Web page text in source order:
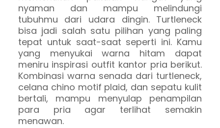
nyaman dan mampu melindungi
tubuhmu dari udara dingin. Turtleneck
bisa jadi salah satu pilihan yang paling
tepat untuk saat-saat seperti ini. Kamu
yang menyukai warna hitam dapat
meniru inspirasi outfit kantor pria berikut.
Kombinasi warna senada dari turtleneck,
celana chino motif plaid, dan sepatu kulit
bertali, mampu menyulap penampilan
para pria agar terlihat semakin
menawan.